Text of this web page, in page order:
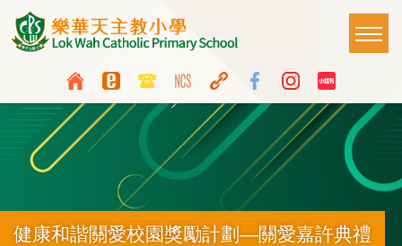
移至主內容
Top
Media
Icon
Button
Language
switcher
Main
健康和諧關愛校園獎勵計劃—關愛嘉許典禮